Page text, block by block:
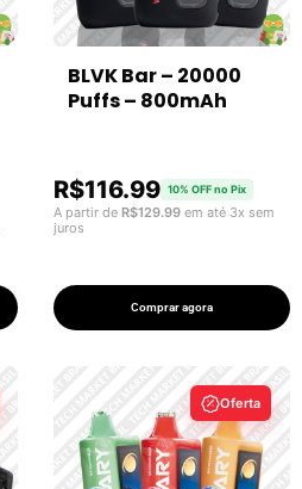
BLVK Bar – 20000
Puffs – 800mAh
R$116.99 10% OFF no Pix
A partir de R$129.99 em até 3x sem
juros
Comprar agora
Oferta